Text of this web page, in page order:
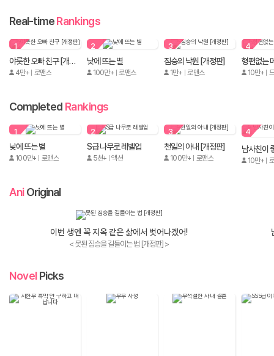
Real-timeRankings
1
야릇한 오빠 친구 [개정판]
4만+ 로맨스
2
낮에 뜨는 별
100만+ 로맨스
3
짐승의 낙원 [개정판]
1만+ 로맨스
4
10만+
Completed Rankings
1
낮에 뜨는 별
100만+ 로맨스
2
S급 나무로 레벨업
5천+ 액션
3
천일의 아내 [개정판]
100만+ 로맨스
4
10만+
AniOriginal
이번 생엔 꼭 지옥 같은 삶에서 벗어나겠어!
< 못된 짐승을 길들이는 법 [개정판] >
NovelPicks